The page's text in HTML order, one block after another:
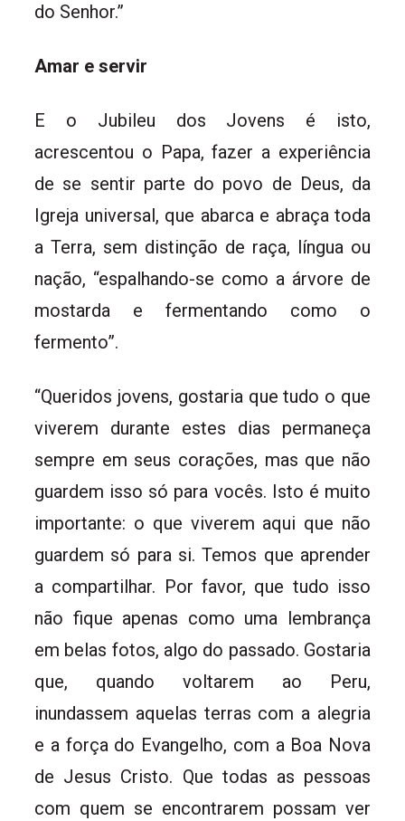
do Senhor.”
Amar e servir
E o Jubileu dos Jovens é isto,
acrescentou o Papa, fazer a experiência
de se sentir parte do povo de Deus, da
Igreja universal, que abarca e abraça toda
a Terra, sem distinção de raça, língua ou
nação, “espalhando-se como a árvore de
mostarda e fermentando como o
fermento”.
“Queridos jovens, gostaria que tudo o que
viverem durante estes dias permaneça
sempre em seus corações, mas que não
guardem isso só para vocês. Isto é muito
importante: o que viverem aqui que não
guardem só para si. Temos que aprender
a compartilhar. Por favor, que tudo isso
não fique apenas como uma lembrança
em belas fotos, algo do passado. Gostaria
que, quando voltarem ao Peru,
inundassem aquelas terras com a alegria
e a força do Evangelho, com a Boa Nova
de Jesus Cristo. Que todas as pessoas
com quem se encontrarem possam ver